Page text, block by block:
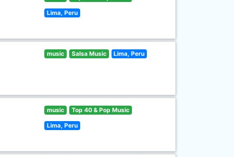
Lima, Peru
music Salsa Music Lima, Peru
music Top 40 & Pop Music
Lima, Peru